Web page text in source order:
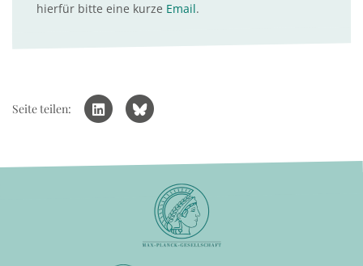
hierfür bitte eine kurze Email.
Seite teilen: